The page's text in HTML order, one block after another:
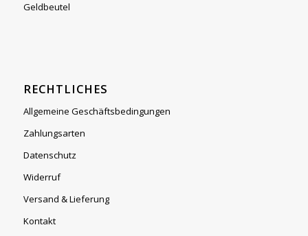
Geldbeutel
RECHTLICHES
Allgemeine Geschäftsbedingungen
Zahlungsarten
Datenschutz
Widerruf
Versand & Lieferung
Kontakt